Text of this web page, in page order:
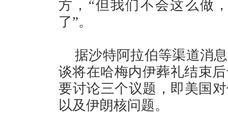
方，“但我们不会这么做
了”。
据沙特阿拉伯等渠道消
谈将在哈梅内伊葬礼结束
要讨论三个议题，即美国
以及伊朗核问题。